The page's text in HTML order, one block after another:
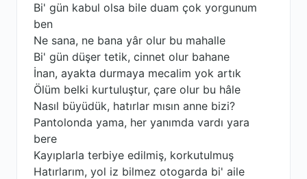
Bi' gün kabul olsa bile duam çok yorgunum
ben
Ne sana, ne bana yâr olur bu mahalle
Bi' gün düşer tetik, cinnet olur bahane
İnan, ayakta durmaya mecalim yok artık
Ölüm belki kurtuluştur, çare olur bu hâle
Nasıl büyüdük, hatırlar mısın anne bizi?
Pantolonda yama, her yanımda vardı yara
bere
Kayıplarla terbiye edilmiş, korkutulmuş
Hatırlarım, yol iz bilmez otogarda bi' aile